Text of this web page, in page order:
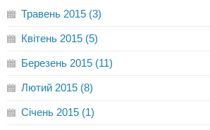
Травень 2015 (3)
Квітень 2015 (5)
Березень 2015 (11)
Лютий 2015 (8)
Січень 2015 (1)